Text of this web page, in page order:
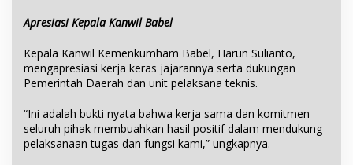
Apresiasi Kepala Kanwil Babel
Kepala Kanwil Kemenkumham Babel, Harun Sulianto,
mengapresiasi kerja keras jajarannya serta dukungan
Pemerintah Daerah dan unit pelaksana teknis.
“Ini adalah bukti nyata bahwa kerja sama dan komitmen
seluruh pihak membuahkan hasil positif dalam mendukung
pelaksanaan tugas dan fungsi kami,” ungkapnya.